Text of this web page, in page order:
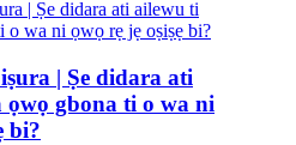
| Ṣe didara ati
ọwọ gbona ti o wa ni
bi?